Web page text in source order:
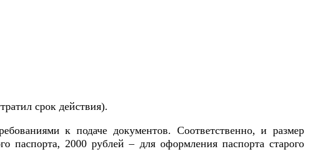
срок действия).
к подаче документов. Соответственно, и размер
паспорта, 2000 рублей – для оформления паспорта старого